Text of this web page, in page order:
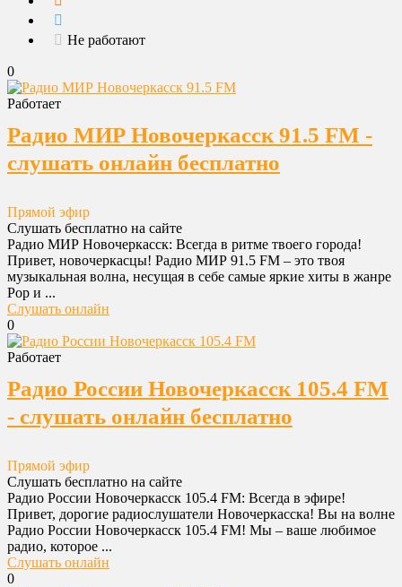
Не работают
0
Работает
Радио МИР Новочеркасск 91.5 FM -
слушать онлайн бесплатно
Прямой эфир
Слушать бесплатно на сайте
Радио МИР Новочеркасск: Всегда в ритме твоего города!
Привет, новочеркасцы! Радио МИР 91.5 FM – это твоя
музыкальная волна, несущая в себе самые яркие хиты в жанре
Pop и ...
Слушать онлайн
0
Работает
Радио России Новочеркасск 105.4 FM
- слушать онлайн бесплатно
Прямой эфир
Слушать бесплатно на сайте
Радио России Новочеркасск 105.4 FM: Всегда в эфире!
Привет, дорогие радиослушатели Новочеркасска! Вы на волне
Радио России Новочеркасск 105.4 FM! Мы – ваше любимое
радио, которое ...
Слушать онлайн
0